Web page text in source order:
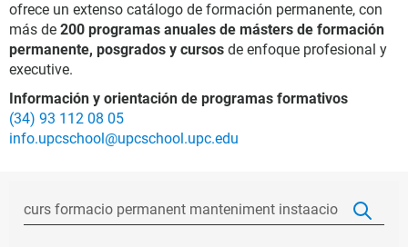
ofrece un extenso catálogo de formación permanente, con
más de 200 programas anuales de másters de formación
permanente, posgrados y cursos de enfoque profesional y
executive.
Información y orientación de programas formativos
(34) 93 112 08 05
info.upcschool@upcschool.upc.edu